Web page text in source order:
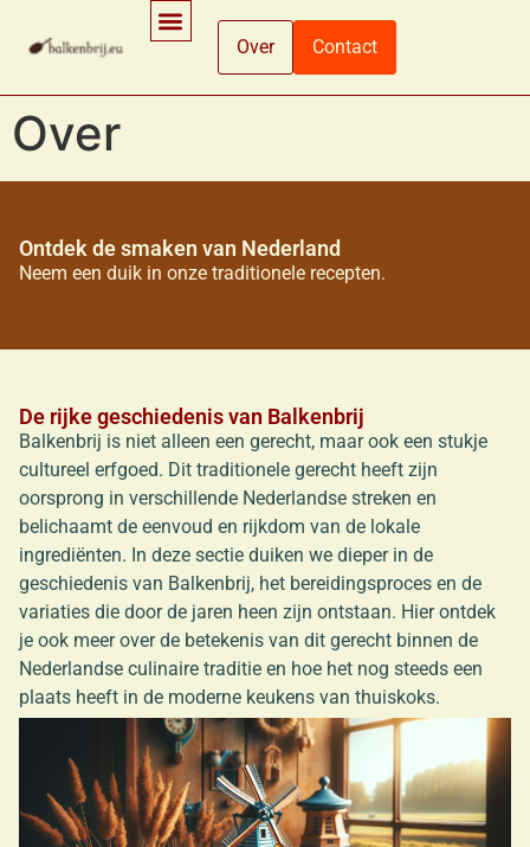
Over Contact
Over
Ontdek de smaken van Nederland
Neem een duik in onze traditionele recepten.
De rijke geschiedenis van Balkenbrij
Balkenbrij is niet alleen een gerecht, maar ook een stukje
cultureel erfgoed. Dit traditionele gerecht heeft zijn
oorsprong in verschillende Nederlandse streken en
belichaamt de eenvoud en rijkdom van de lokale
ingrediënten. In deze sectie duiken we dieper in de
geschiedenis van Balkenbrij, het bereidingsproces en de
variaties die door de jaren heen zijn ontstaan. Hier ontdek
je ook meer over de betekenis van dit gerecht binnen de
Nederlandse culinaire traditie en hoe het nog steeds een
plaats heeft in de moderne keukens van thuiskoks.